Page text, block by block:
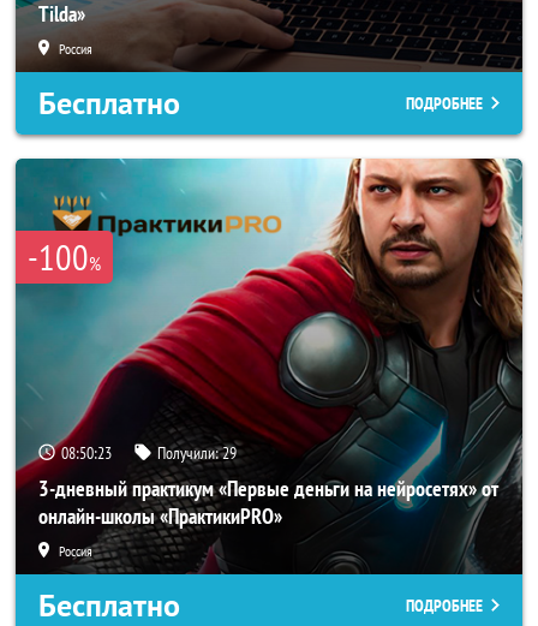
Tilda»
Россия
Бесплатно ПОДРОБНЕЕ
-100%
08:50:21 Получили:29
3-дневный практикум «Первые деньги на нейросетях» от
онлайн-школы «ПрактикиPRO»
Россия
Бесплатно ПОДРОБНЕЕ